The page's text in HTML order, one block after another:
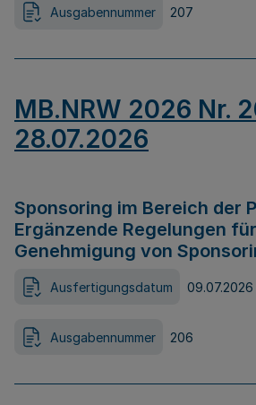
Ausgabennummer 207
MB.NRW 2026 Nr.
28.07.2026
Sponsoring im Bereich der
Ergänzende Regelungen
Genehmigung von
Ausfertigungsdatum 09.07.2026
Ausgabennummer 206